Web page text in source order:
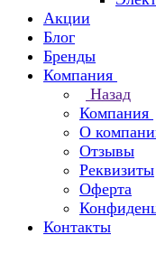
Акции
Блог
Бренды
Компания
Назад
Компания
О
Отзывы
Реквизиты
Оферта
Контакты